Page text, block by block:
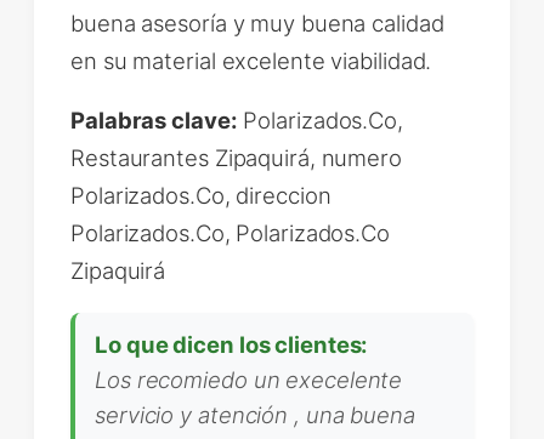
buena asesoría y muy buena calidad
en su material excelente viabilidad.
Palabras clave: Polarizados.Co,
Restaurantes Zipaquirá, numero
Polarizados.Co, direccion
Polarizados.Co, Polarizados.Co
Zipaquirá
Lo que dicen los clientes:
Los recomiedo un execelente
servicio y atención , una buena